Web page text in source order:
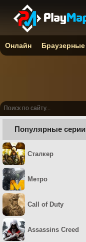
Популярные серии
Сталкер
Метро
Call of Duty
Assassins Creed
Онлайн Браузерные